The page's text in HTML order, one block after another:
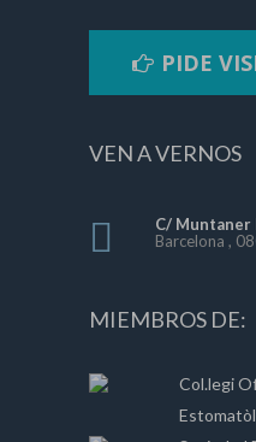
PIDE
VEN A VERNOS
C/ Muntaner
Barcelona ,
MIEMBROS DE:
Col.legi